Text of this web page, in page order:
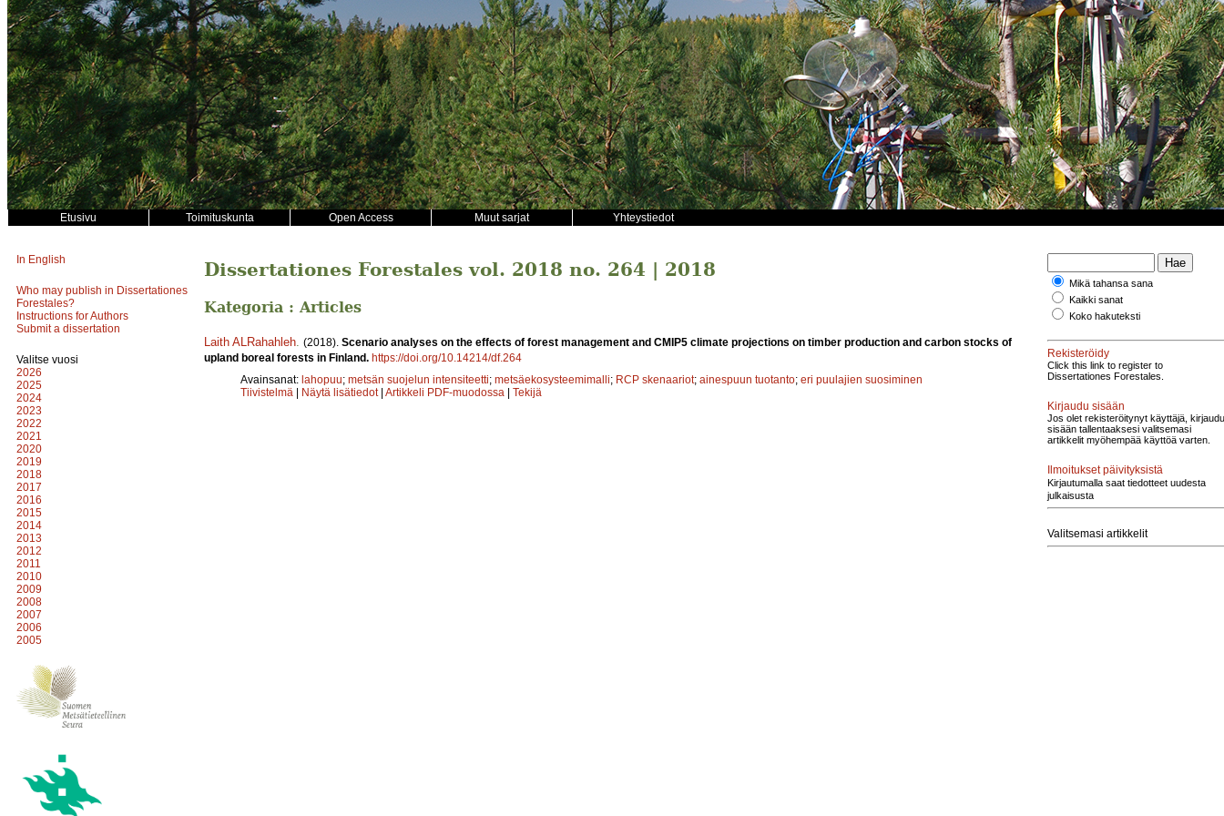
Etusivu Toimituskunta Open Access Muut sarjat Yhteystiedot
In English
Who may publish in Dissertationes
Forestales?
Instructions for Authors
Submit a dissertation
Valitse vuosi
2026
2025
2024
2023
2022
2021
2020
2019
2018
2017
2016
2015
2014
2013
2012
2011
2010
2009
2008
2007
2006
2005
Dissertationes Forestales vol. 2018 no. 264 | 2018
Kategoria : Articles
Laith ALRahahleh (2018). Scenario analyses on the effects of forest management and CMIP5 climate projections on timber production and carbon stocks of
upland boreal forests in Finland. https://doi.org/10.14214/df.264
Avainsanat: lahopuu; metsän suojelun intensiteetti; metsäekosysteemimalli; RCP skenaariot; ainespuun tuotanto; eri puulajien suosiminen
Tiivistelmä | Näytä lisätiedot | Artikkeli PDF-muodossa | Tekijä
Mikä tahansa sana
Kaikki sanat
Koko hakuteksti
Rekisteröidy
Click this link to register to
Dissertationes Forestales.
Kirjaudu sisään
Jos olet rekisteröitynyt käyttäjä, kirjaudu
sisään tallentaaksesi valitsemasi
artikkelit myöhempää käyttöä varten.
Ilmoitukset päivityksistä
Kirjautumalla saat tiedotteet uudesta
julkaisusta
Valitsemasi artikkelit